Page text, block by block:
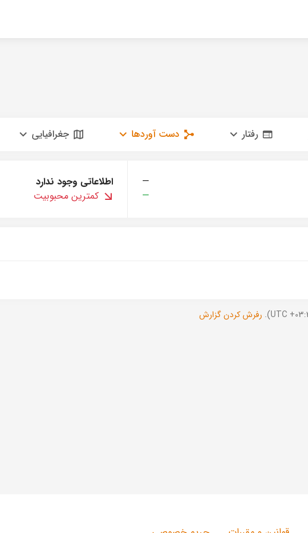
رفتار دست آوردها جغرافیایی
—
—
اطلاعاتی وجود ندارد
کمترین محبوبیت
رفرش کردن گزارش